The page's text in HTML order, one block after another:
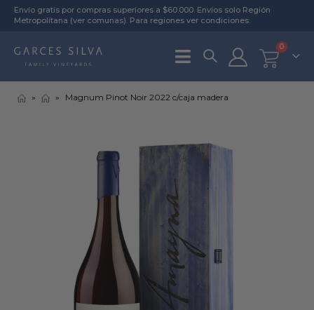
Envío gratis por compras superiores a $60.000. Envíos solo Región
Metropolitana (ver comunas). Para regiones ver condiciones.
0
» » Magnum Pinot Noir 2022 c/caja madera